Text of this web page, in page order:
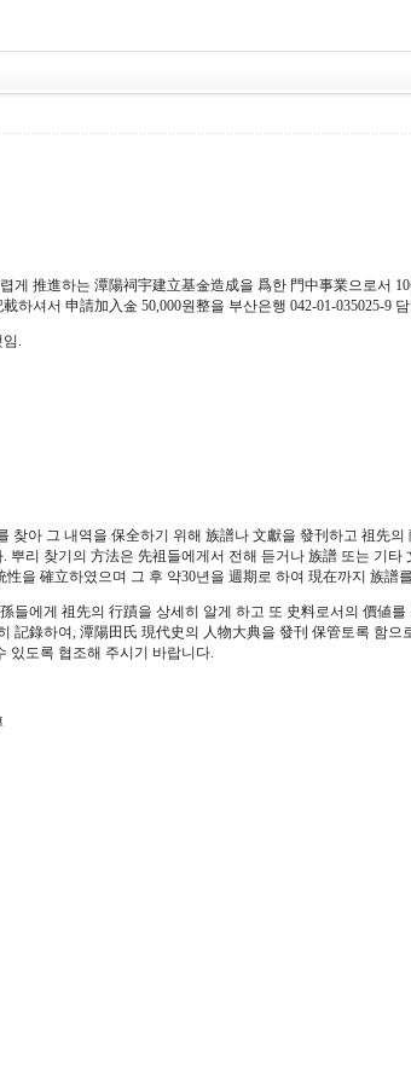
推進하는 潭陽祠宇建立基金造成을 爲한 門中事業으로서
셔서 申請加入金 50,000원整을 부산은행 042-01-035025-9
.
아 그 내역을 保全하기 위해 族譜나 文獻을 發刊하고 祖先
리 찾기의 方法은 先祖들에게서 전해 듣거나 族譜 또는 기
을 確立하였으며 그 후 약30년을 週期로 하여 現在까지 族
에게 祖先의 行蹟을 상세히 알게 하고 또 史料로서의 價値
錄하여, 潭陽田氏 現代史의 人物大典을 發刊 保管토록 함
있도록 협조해 주시기 바랍니다.